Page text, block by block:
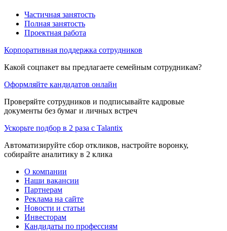
Частичная занятость
Полная занятость
Проектная работа
Корпоративная поддержка сотрудников
Какой соцпакет вы предлагаете семейным сотрудникам?
Оформляйте кандидатов онлайн
Проверяйте сотрудников и подписывайте кадровые
документы без бумаг и личных встреч
Ускорьте подбор в 2 раза с Talantix
Автоматизируйте сбор откликов, настройте воронку,
собирайте аналитику в 2 клика
О компании
Наши вакансии
Партнерам
Реклама на сайте
Новости и статьи
Инвесторам
Кандидаты по профессиям